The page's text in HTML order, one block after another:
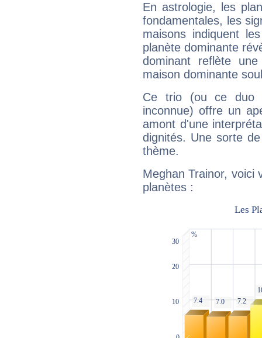
En astrologie, les
fondamentales, les
maisons indiquent
planète dominante
dominant reflète
maison dominante
Ce trio (ou ce duo
inconnue) offre un
amont d'une
dignités. Une sorte
thème.
Meghan Trainor, voici
planètes :